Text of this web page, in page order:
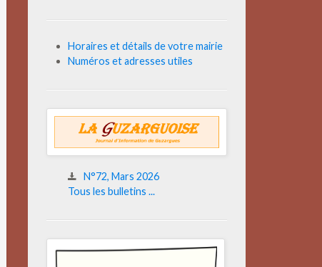
Horaires et détails de votre mairie
Numéros et adresses utiles
N°72, Mars 2026
Tous les bulletins ...